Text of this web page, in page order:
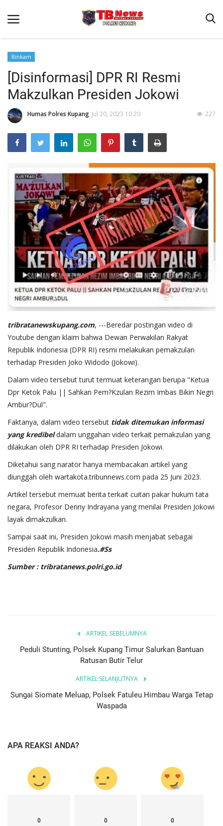
Beranda
Terms & Conditions
Reskrim
Binkam
Giat Ops
Jurnal Kamtibmas
Satwil
Binkam
[Disinformasi] DPR RI Resmi
Makzulkan Presiden Jokowi
Humas Polres Kupang Jul 20, 2023 10:20 227
tribratanewskupang.com, ---Beredar postingan video di
Youtube dengan klaim bahwa Dewan Perwakilan Rakyat
Republik Indonesia (DPR RI) resmi melakukan pemakzulan
terhadap Presiden Joko Widodo (Jokowi).
Dalam video tersebut turut termuat keterangan berupa "Ketua
Dpr Ketok Palu || Sahkan Pem?Kzulan Rezim Imbas Bikin Negri
Ambur?Dul".
Faktanya, dalam video tersebut tidak ditemukan informasi
yang kredibeldalam unggahan video terkait pemakzulan yang
dilakukan oleh DPR RI terhadap Presiden Jokowi.
Diketahui sang narator hanya membacakan artikel yang
diunggah oleh wartakota.tribunnews.com pada 25 Juni 2023.
Artikel tersebut memuat berita terkait cuitan pakar hukum tata
negara, Profesor Denny Indrayana yang menilai Presiden Jokowi
layak dimakzulkan.
Sampai saat ini, Presiden Jokowi masih menjabat sebagai
Presiden Republik Indonesia.#Ss
Sumber : tribratanews.polri.go.id
ARTIKEL SEBELUMNYA
Peduli Stunting, Polsek Kupang Timur Salurkan Bantuan
Ratusan Butir Telur
ARTIKEL SELANJUTNYA
Sungai Siomate Meluap, Polsek Fatuleu Himbau Warga Tetap
Waspada
APA REAKSI ANDA?
0 0 0